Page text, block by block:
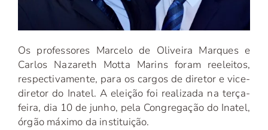
Os professores Marcelo de Oliveira Marques e
Carlos Nazareth Motta Marins foram reeleitos,
respectivamente, para os cargos de diretor e vice-
diretor do Inatel. A eleição foi realizada na terça-
feira, dia 10 de junho, pela Congregação do Inatel,
órgão máximo da instituição.